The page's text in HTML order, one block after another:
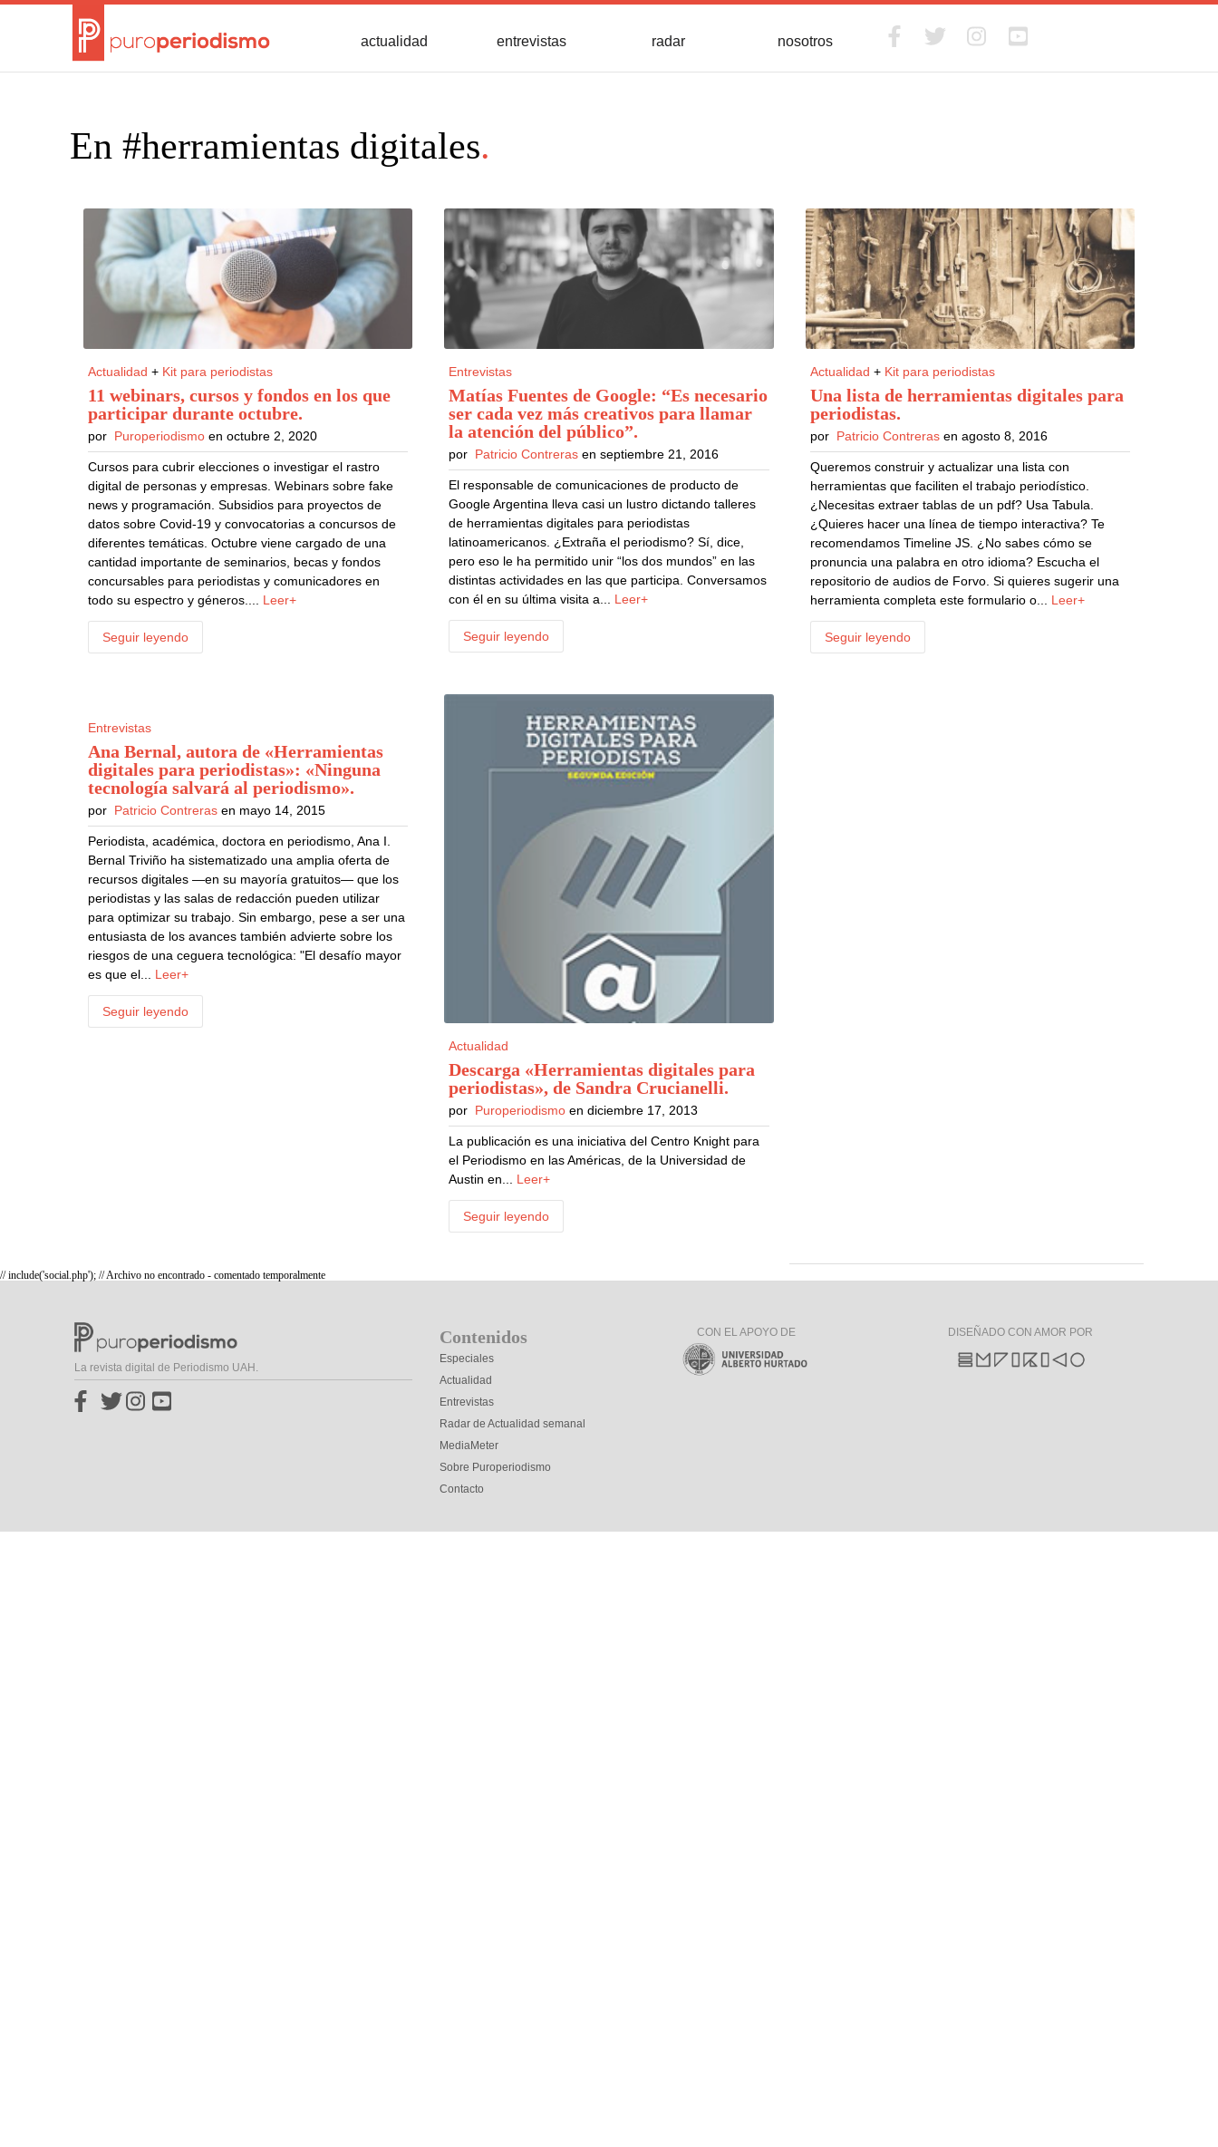
actualidad entrevistas radar nosotros
En #herramientas digitales.
Actualidad + Kit para periodistas
11 webinars, cursos y fondos en los que
participar durante octubre.
por Puroperiodismo en octubre 2, 2020
Cursos para cubrir elecciones o investigar el rastro
digital de personas y empresas. Webinars sobre fake
news y programación. Subsidios para proyectos de
datos sobre Covid-19 y convocatorias a concursos de
diferentes temáticas. Octubre viene cargado de una
cantidad importante de seminarios, becas y fondos
concursables para periodistas y comunicadores en
todo su espectro y géneros.... Leer+
Seguir leyendo
Entrevistas
Matías Fuentes de Google: “Es necesario
ser cada vez más creativos para llamar
la atención del público”.
por Patricio Contreras en septiembre 21, 2016
El responsable de comunicaciones de producto de
Google Argentina lleva casi un lustro dictando talleres
de herramientas digitales para periodistas
latinoamericanos. ¿Extraña el periodismo? Sí, dice,
pero eso le ha permitido unir “los dos mundos” en las
distintas actividades en las que participa. Conversamos
con él en su última visita a... Leer+
Seguir leyendo
Actualidad + Kit para periodistas
Una lista de herramientas digitales para
periodistas.
por Patricio Contrerasen agosto 8, 2016
Queremos construir y actualizar una lista con
herramientas que faciliten el trabajo periodístico.
¿Necesitas extraer tablas de un pdf? Usa Tabula.
¿Quieres hacer una línea de tiempo interactiva? Te
recomendamos Timeline JS. ¿No sabes cómo se
pronuncia una palabra en otro idioma? Escucha el
repositorio de audios de Forvo. Si quieres sugerir una
herramienta completa este formulario o... Leer+
Seguir leyendo
Entrevistas
Ana Bernal, autora de «Herramientas
digitales para periodistas»: «Ninguna
tecnología salvará al periodismo».
por Patricio Contreras en mayo 14, 2015
Periodista, académica, doctora en periodismo, Ana I.
Bernal Triviño ha sistematizado una amplia oferta de
recursos digitales —en su mayoría gratuitos— que los
periodistas y las salas de redacción pueden utilizar
para optimizar su trabajo. Sin embargo, pese a ser una
entusiasta de los avances también advierte sobre los
riesgos de una ceguera tecnológica: "El desafío mayor
es que el... Leer+
Seguir leyendo
Actualidad
Descarga «Herramientas digitales para
periodistas», de Sandra Crucianelli.
por Puroperiodismo en diciembre 17, 2013
La publicación es una iniciativa del Centro Knight para
el Periodismo en las Américas, de la Universidad de
Austin en... Leer+
Seguir leyendo
// include('social.php'); // Archivo no encontrado - comentado temporalmente
La revista digital de Periodismo UAH.
Contenidos
Especiales
Actualidad
Entrevistas
Radar de Actualidad semanal
MediaMeter
Sobre Puroperiodismo
Contacto
CON EL APOYO DE DISEÑADO CON AMOR POR